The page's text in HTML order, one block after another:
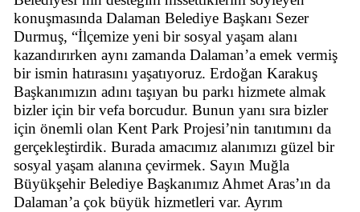
konuşmasında Dalaman Belediye Başkanı Sezer
Durmuş, “İlçemize yeni bir sosyal yaşam alanı
kazandırırken aynı zamanda Dalaman’a emek vermiş
bir ismin hatırasını yaşatıyoruz. Erdoğan Karakuş
Başkanımızın adını taşıyan bu parkı hizmete almak
bizler için bir vefa borcudur. Bunun yanı sıra bizler
için önemli olan Kent Park Projesi’nin tanıtımını da
gerçekleştirdik. Burada amacımız alanımızı güzel bir
sosyal yaşam alanına çevirmek. Sayın Muğla
Büyükşehir Belediye Başkanımız Ahmet Aras’ın da
Dalaman’a çok büyük hizmetleri var. Ayrım